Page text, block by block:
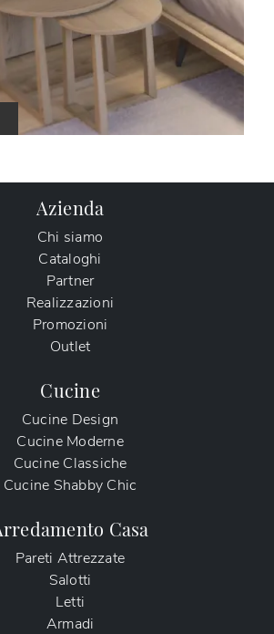
Azienda
Chi siamo
Cataloghi
Partner
Realizzazioni
Promozioni
Outlet
Cucine
Cucine Design
Cucine Moderne
Cucine Classiche
Cucine Shabby Chic
Casa
Pareti Attrezzate
Salotti
Letti
Armadi